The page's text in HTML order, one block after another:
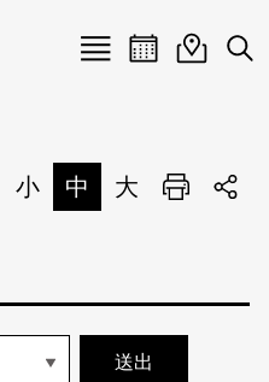
Menu
活動日曆活動地圖
展
小 中 大 列印